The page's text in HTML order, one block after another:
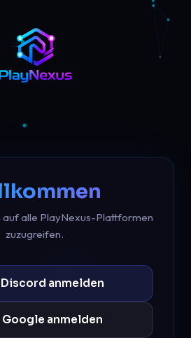
auf alle PlayNexus-Plattformen
zuzugreifen.
anmelden
Google anmelden